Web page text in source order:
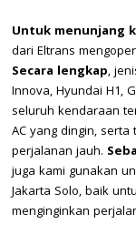
Untuk menunjang
dari Eltrans
Secara lengkap,
Innova, Hyundai H1,
seluruh kendaraan
AC yang dingin,
perjalanan jauh.
juga kami gunakan
Jakarta Solo, baik
menginginkan